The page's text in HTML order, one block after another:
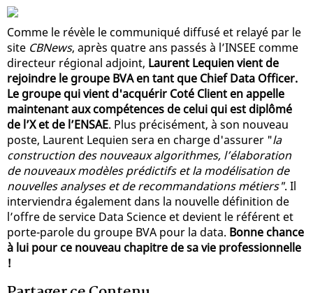
Comme le révèle le communiqué diffusé et relayé par le
site CBNews, après quatre ans passés à l’INSEE comme
directeur régional adjoint, Laurent Lequien vient de
rejoindre le groupe BVA en tant que Chief Data Officer.
Le groupe qui vient d'acquérir Coté Client en appelle
maintenant aux compétences de celui qui est diplômé
de l’X et de l’ENSAE. Plus précisément, à son nouveau
poste, Laurent Lequien sera en charge d'assurer "la
construction des nouveaux algorithmes, l’élaboration
de nouveaux modèles prédictifs et la modélisation de
nouvelles analyses et de recommandations métiers". Il
interviendra également dans la nouvelle définition de
l’offre de service Data Science et devient le référent et
porte-parole du groupe BVA pour la data. Bonne chance
à lui pour ce nouveau chapitre de sa vie professionnelle
!